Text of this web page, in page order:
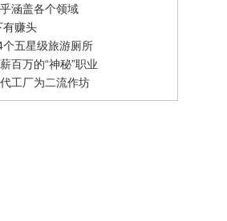
涵盖各个领域
有赚头
五星级旅游厕所
百万的“神秘”职业
工厂为二流作坊